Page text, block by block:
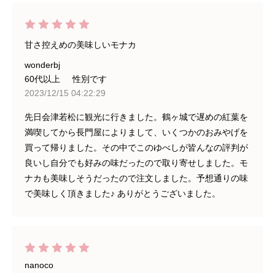
甘さ控えめの美味しいモナカ
wonderbj
60代以上
性別です
2023/12/15 04:22:29
先日会津若松に観光に行きました。鶴ヶ城で遅めの紅葉を
満喫してから長門屋によりまして、いくつかのおみやげを
買って帰りました。その中でこのゆべしが皆んなの評判が
良いし自分でも好みの味だったので取り寄せしました。モ
ナカも美味しそうだったので注文しました。予想通りの味
で美味しく頂きました♪ ありがとうございました。
nanoco